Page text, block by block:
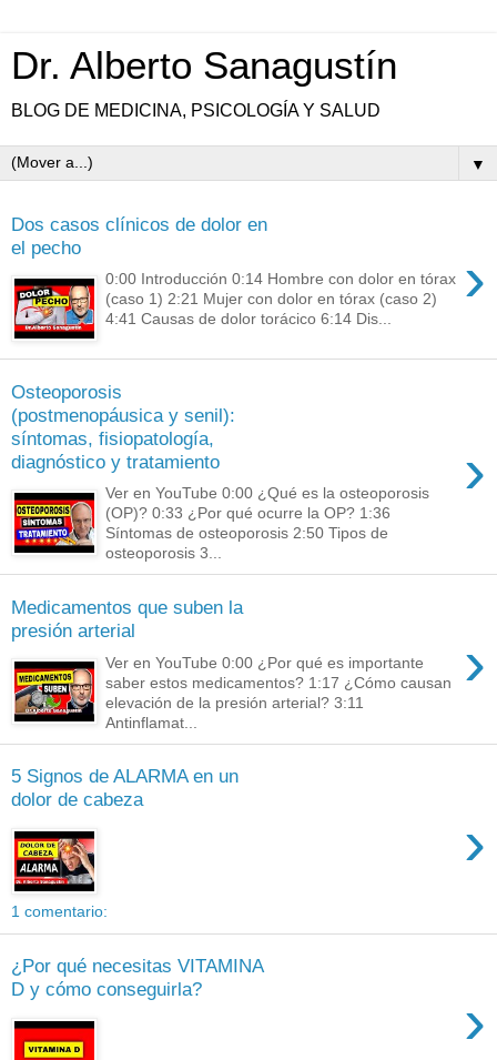
Dr. Alberto Sanagustín
BLOG DE MEDICINA, PSICOLOGÍA Y SALUD
▼
Dos casos clínicos de dolor en
el pecho
›
0:00 Introducción 0:14 Hombre con dolor en tórax
(caso 1) 2:21 Mujer con dolor en tórax (caso 2)
4:41 Causas de dolor torácico 6:14 Dis...
Osteoporosis
(postmenopáusica y senil):
síntomas, fisiopatología,
diagnóstico y tratamiento
›
Ver en YouTube 0:00 ¿Qué es la osteoporosis
(OP)? 0:33 ¿Por qué ocurre la OP? 1:36
Síntomas de osteoporosis 2:50 Tipos de
osteoporosis 3...
Medicamentos que suben la
presión arterial
›
Ver en YouTube 0:00 ¿Por qué es importante
saber estos medicamentos? 1:17 ¿Cómo causan
elevación de la presión arterial? 3:11
Antinflamat...
5 Signos de ALARMA en un
dolor de cabeza
›
1 comentario:
¿Por qué necesitas VITAMINA
D y cómo conseguirla?
›